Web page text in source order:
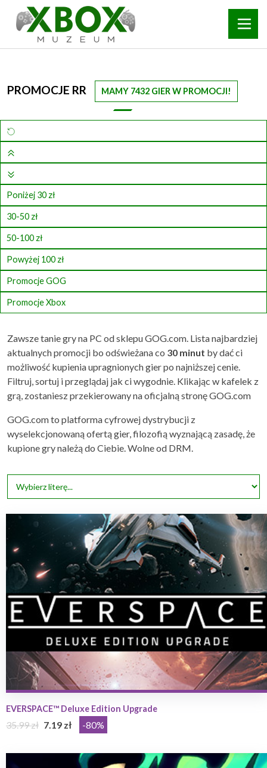
PROMOCJE RR MAMY 7432 GIER W PROMOCJI!
Poniżej 30 zł
30-50 zł
50-100 zł
Powyżej 100 zł
Promocje GOG
Promocje Xbox
Zawsze tanie gry na PC od sklepu GOG.com. Lista najbardziej
aktualnych promocji bo odświeżana co 30 minut by dać ci
możliwość kupienia upragnionych gier po najniższej cenie.
Filtruj, sortuj i przeglądaj jak ci wygodnie. Klikając w kafelek z
grą, zostaniesz przekierowany na oficjalną stronę GOG.com
GOG.com to platforma cyfrowej dystrybucji z
wyselekcjonowaną ofertą gier, filozofią wyznającą zasadę, że
kupione gry należą do Ciebie. Wolne od DRM.
EVERSPACE™ Deluxe Edition Upgrade
35.99 zł 7.19 zł -80%